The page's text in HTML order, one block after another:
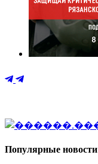
Популярные новости